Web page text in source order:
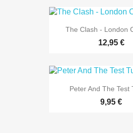
The Clash - London
12,95 €
Peter And The Test
9,95 €